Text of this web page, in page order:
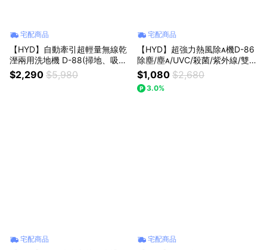
宅配商品
【HYD】自動牽引超輕量無線乾
溼兩用洗地機 D-88(掃地、吸
水、拖地、洗地同步搞定)｜生日
禮｜喬遷禮
$2,290 $5,980
宅配商品
【HYD】超強力熱風除機D-86
除塵/塵/UVC/殺菌/紫外線/雙拍
打/輕量/高轉速/過敏(綠、粉、
白)｜你值得最好的｜時刻寵愛
$1,080 $2,680
3.0%
宅配商品 宅配商品